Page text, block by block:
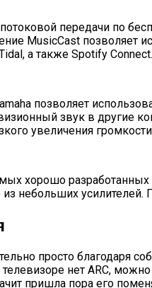
передачи по
MusicCast позволяет
а также Spotify Connect.
позволяет
звук в другие
увеличения
хорошо
из небольших
просто
нет ARC,
пришла пора его